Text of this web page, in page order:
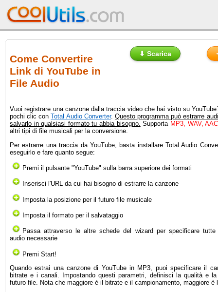
Come Convertire
Link di YouTube in
File Audio
⬇ Scarica
Vuoi registrare una canzone dalla traccia video che hai visto su
pochi clic conTotal Audio Converter. Questo programma può estrarre
salvarlo in qualsiasi formato tu abbia bisogno. Supporta MP3, WAV,
altri tipi di file musicali per la conversione.
Per estrarre una traccia da YouTube, basta installare Total Audio
eseguirlo e fare quanto segue:
Premi il pulsante "YouTube" sulla barra superiore dei formati
Inserisci l'URL da cui hai bisogno di estrarre la canzone
Imposta la posizione per il futuro file musicale
Imposta il formato per il salvataggio
Passa attraverso le altre schede del wizard per specificare tutte
audio necessarie
Premi Start!
Quando estrai una canzone di YouTube in MP3, puoi specificare il
bitrate e i canali. Impostando questi parametri, definisci la qualità e la
futuro file. Nota che maggiore è il bitrate e il campionamento, maggiore è